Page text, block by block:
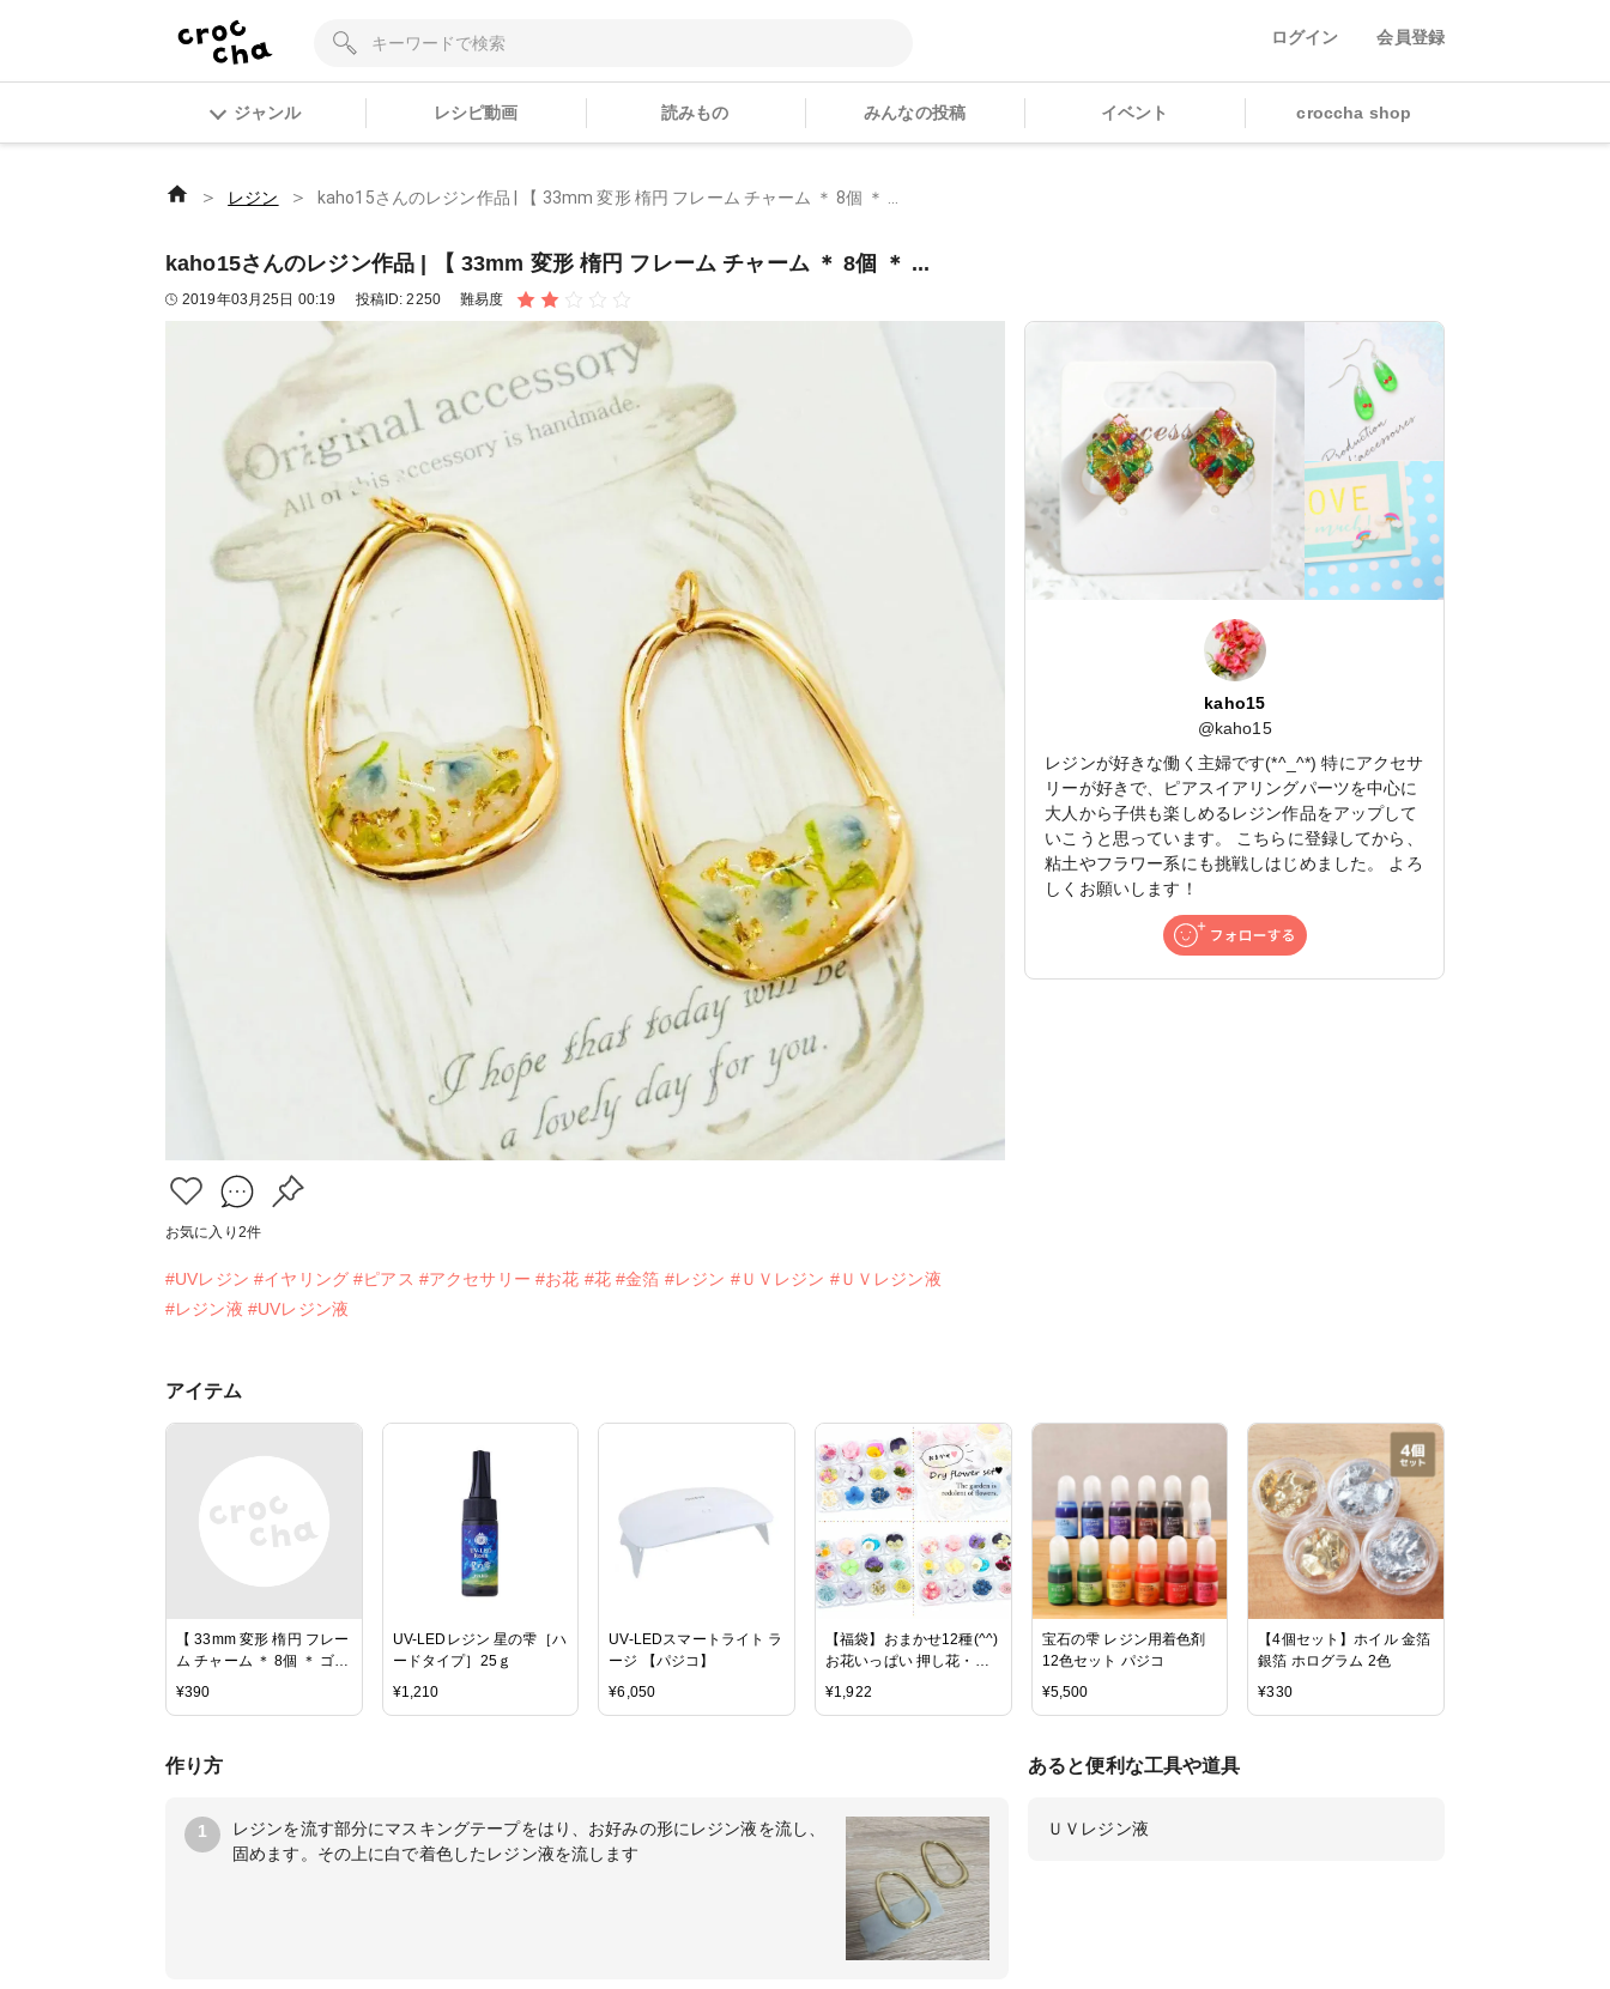
ログイン 会員登録
ジャンル レシピ動画 読みもの みんなの投稿 イベント croccha shop
＞ レジン ＞ kaho15さんのレジン作品 | 【 33mm 変形 楕円 フレーム チャーム ＊ 8個 ＊ ...
kaho15さんのレジン作品 | 【 33mm 変形 楕円 フレーム チャーム ＊ 8個 ＊ ...
2019年03月25日 00:19 投稿ID:2250 難易度
お気に入り 2件
#UVレジン #イヤリング #ピアス #アクセサリー #お花 #花 #金箔 #レジン #ＵＶレジン #ＵＶレジン液
#レジン液 #UVレジン液
kaho15
@kaho15
レジンが好きな働く主婦です(*^_^*) 特にアクセサ
リーが好きで、ピアスイアリングパーツを中心に
大人から子供も楽しめるレジン作品をアップして
いこうと思っています。 こちらに登録してから、
粘土やフラワー系にも挑戦しはじめました。 よろ
しくお願いします！
アイテム
【 33mm 変形 楕円 フレー
ム チャーム ＊ 8個 ＊ ゴー
ルド 】フープ 枠 合金 涙
り ハンドメイドピアス ア
¥390
UV-LEDレジン 星の雫［ハ
ードタイプ］25ｇ
¥1,210
UV-LEDスマートライト ラ
ージ 【パジコ】
¥6,050
【福袋】おまかせ12種(^^)
お花いっぱい 押し花・プ
リザーブドフラワーセッ
ト ハーバリウム ドライ
¥1,922
宝石の雫 レジン用着色剤
12色セット パジコ
¥5,500
【4個セット】ホイル 金箔
銀箔 ホログラム 2色
¥330
作り方
1
レジンを流す部分にマスキングテープをはり、お好みの形にレジン液を流し、
固めます。その上に白で着色したレジン液を流します
あると便利な工具や道具
ＵＶレジン液